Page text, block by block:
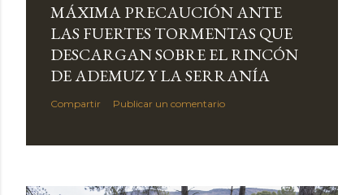
MÁXIMA PRECAUCIÓN ANTE
LAS FUERTES TORMENTAS QUE
DESCARGAN SOBRE EL RINCÓN
DE ADEMUZ Y LA SERRANÍA
Compartir Publicar un comentario